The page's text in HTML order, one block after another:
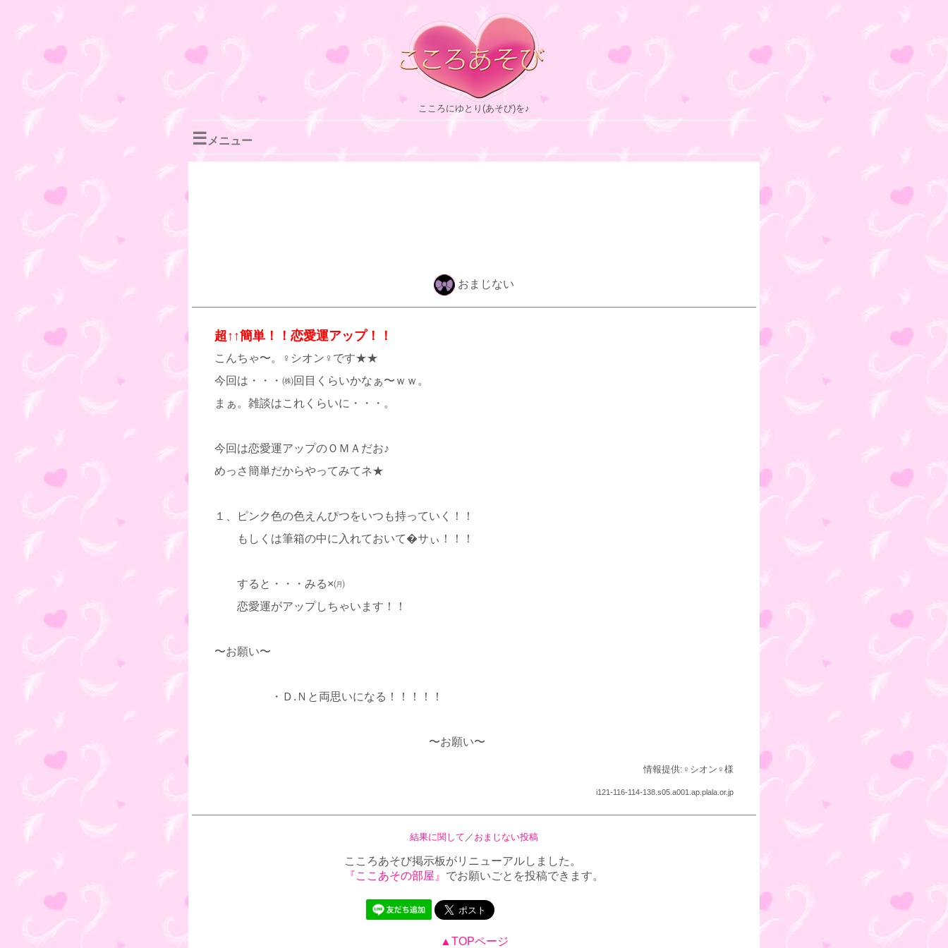
こころにゆとり(あそび)を♪
☰ メニュー
おまじない
超↑↑簡単！！恋愛運アップ！！
こんちゃ〜。♀シオン♀です★★
今回は・・・㈱回目くらいかなぁ〜ｗｗ。
まぁ。雑談はこれくらいに・・・。
今回は恋愛運アップのＯＭＡだお♪
めっさ簡単だからやってみてネ★
１、ピンク色の色えんぴつをいつも持っていく！！
もしくは筆箱の中に入れておいて�サぃ！！！
すると・・・みる×㈪
恋愛運がアップしちゃいます！！
〜お願い〜
・Ｄ.Ｎと両思いになる！！！！！
〜お願い〜
情報提供:♀シオン♀様
i121-116-114-138.s05.a001.ap.plala.or.jp
結果に関して ／ おまじない投稿
こころあそび掲示板がリニューアルしました。
『ここあその部屋』 でお願いごとを投稿できます。
▲TOPページ